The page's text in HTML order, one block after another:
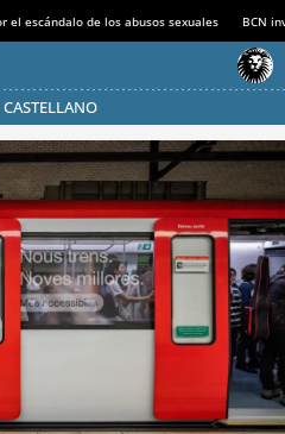
el escándalo de los abusos sexuales BCN
CASTELLANO
AHORRO